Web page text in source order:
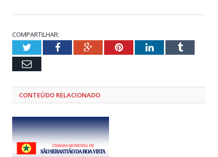
COMPARTILHAR:
TwitterFacebookGoogle+PinterestLinkedInTumblr
Email
CONTEÚDO RELACIONADO